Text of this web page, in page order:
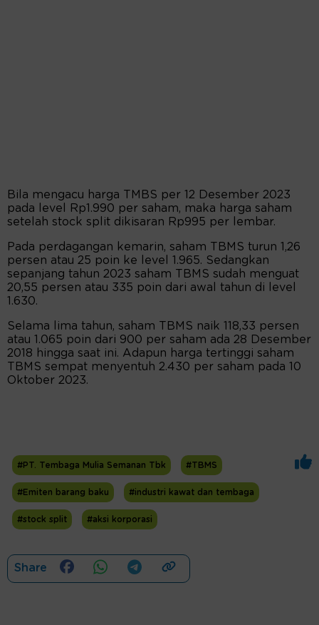
Bila mengacu harga TMBS per 12 Desember 2023
pada level Rp1.990 per saham, maka harga saham
setelah stock split dikisaran Rp995 per lembar.
Pada perdagangan kemarin, saham TBMS turun 1,26
persen atau 25 poin ke level 1.965. Sedangkan
sepanjang tahun 2023 saham TBMS sudah menguat
20,55 persen atau 335 poin dari awal tahun di level
1.630.
Selama lima tahun, saham TBMS naik 118,33 persen
atau 1.065 poin dari 900 per saham ada 28 Desember
2018 hingga saat ini. Adapun harga tertinggi saham
TBMS sempat menyentuh 2.430 per saham pada 10
Oktober 2023.
#PT. Tembaga Mulia Semanan Tbk #TBMS
#Emiten barang baku #industri kawat dan tembaga
#stock split #aksi korporasi
Share